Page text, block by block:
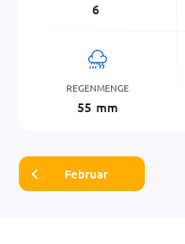
6
REGENMENGE
55 mm
Februar